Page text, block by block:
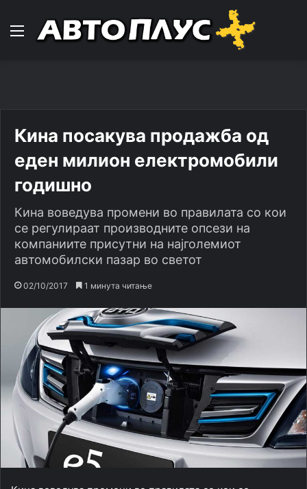
Навигација
Кина посакува продажба од
еден милион електромобили
годишно
Кина воведува промени во правилата со кои
се регулираат производните опсези на
компаниите присутни на најголемиот
автомобилски пазар во светот
02/10/2017 1 минута читање